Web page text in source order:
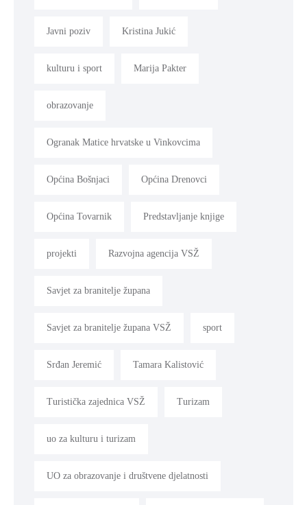
Javni poziv Kristina Jukić
kulturu i sport Marija Pakter
obrazovanje
Ogranak Matice hrvatske u Vinkovcima
Općina Bošnjaci Općina Drenovci
Općina Tovarnik Predstavljanje knjige
projekti Razvojna agencija VSŽ
Savjet za branitelje župana
Savjet za branitelje župana VSŽ sport
Srđan Jeremić Tamara Kalistović
Turistička zajednica VSŽ Turizam
uo za kulturu i turizam
UO za obrazovanje i društvene djelatnosti